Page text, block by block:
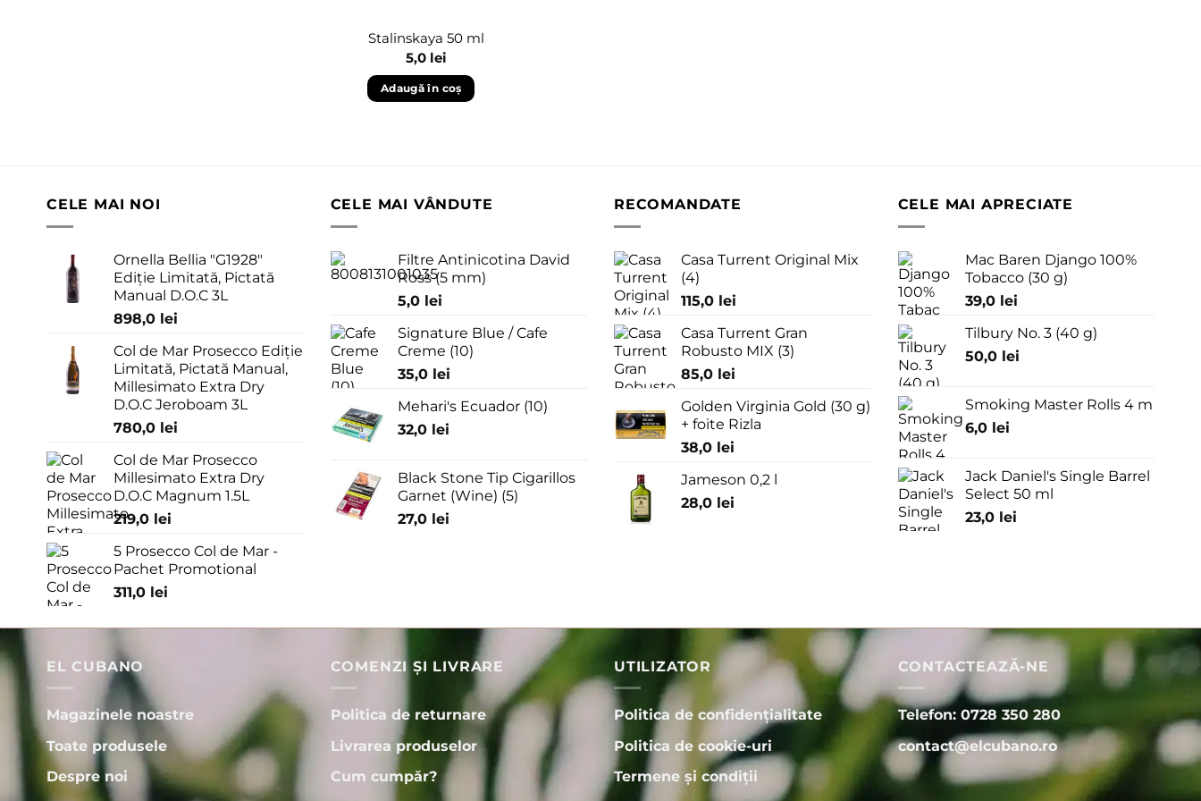
Stalinskaya 50 ml
5,0 lei
Adaugă în coș
CELE MAI NOI
Ornella Bellia "G1928"
Ediție Limitată, Pictată
Manual D.O.C 3L
898,0 lei
Col de Mar Prosecco Ediție
Limitată, Pictată Manual,
Millesimato Extra Dry
D.O.C Jeroboam 3L
780,0 lei
Col de Mar Prosecco
Millesimato Extra Dry
D.O.C Magnum 1.5L
219,0 lei
5 Prosecco Col de Mar -
Pachet Promotional
311,0 lei
CELE MAI VÂNDUTE
Filtre Antinicotina David
Ross (5 mm)
5,0 lei
Signature Blue / Cafe
Creme (10)
35,0 lei
Mehari's Ecuador (10)
32,0 lei
Black Stone Tip Cigarillos
Garnet (Wine) (5)
27,0 lei
RECOMANDATE
Casa Turrent Original Mix
(4)
115,0 lei
Casa Turrent Gran
Robusto MIX (3)
85,0 lei
Golden Virginia Gold (30 g)
+ foite Rizla
38,0 lei
Jameson 0,2 l
28,0 lei
CELE MAI APRECIATE
Mac Baren Django 100%
Tobacco (30 g)
39,0 lei
Tilbury No. 3 (40 g)
50,0 lei
Smoking Master Rolls 4 m
6,0 lei
Jack Daniel's Single Barrel
Select 50 ml
23,0 lei
EL CUBANO
Magazinele noastre
Toate produsele
Despre noi
COMENZI ȘI LIVRARE
Politica de returnare
Livrarea produselor
Cum cumpăr?
UTILIZATOR
Politica de confidențialitate
Politica de cookie-uri
Termene și condiții
CONTACTEAZĂ-NE
Telefon: 0728 350 280
contact@elcubano.ro